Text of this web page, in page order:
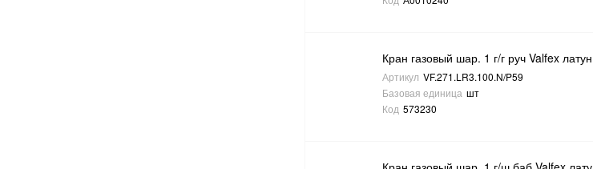
Кран газовый шар. 1 г/г руч Valfex
Артикул VF.271.LR3.100.N/P59
Базовая единица шт
Код 573230